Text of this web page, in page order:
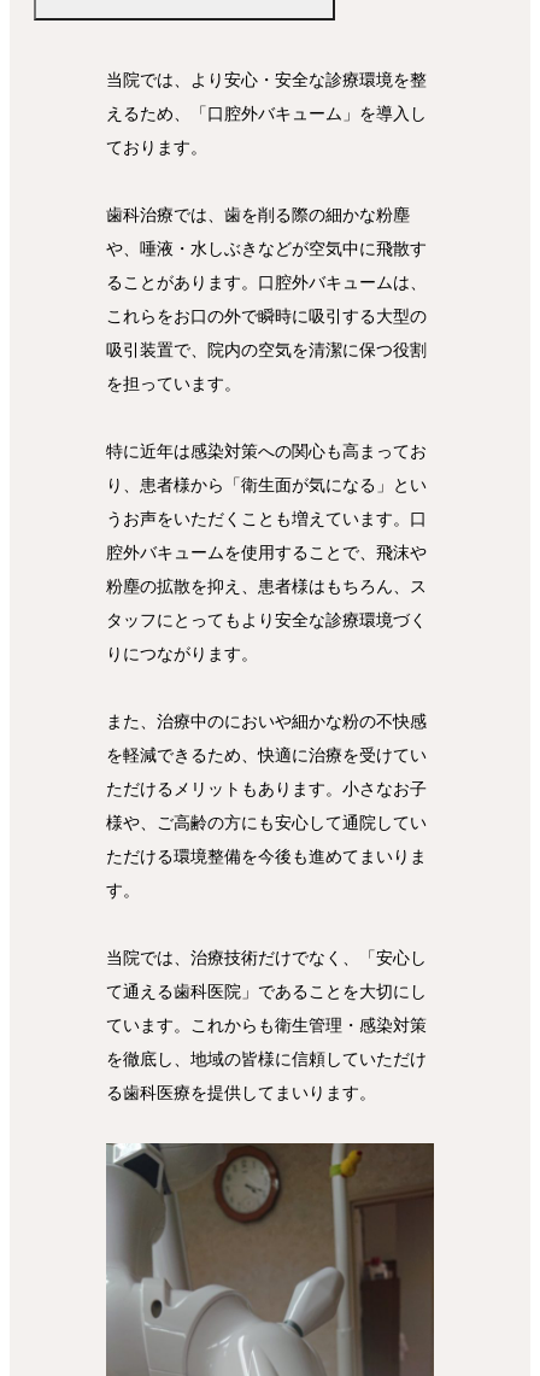
当院では、より安心・安全な診療環境を整
えるため、「口腔外バキューム」を導入し
ております。
歯科治療では、歯を削る際の細かな粉塵
や、唾液・水しぶきなどが空気中に飛散す
ることがあります。口腔外バキュームは、
これらをお口の外で瞬時に吸引する大型の
吸引装置で、院内の空気を清潔に保つ役割
を担っています。
特に近年は感染対策への関心も高まってお
り、患者様から「衛生面が気になる」とい
うお声をいただくことも増えています。口
腔外バキュームを使用することで、飛沫や
粉塵の拡散を抑え、患者様はもちろん、ス
タッフにとってもより安全な診療環境づく
りにつながります。
また、治療中のにおいや細かな粉の不快感
を軽減できるため、快適に治療を受けてい
ただけるメリットもあります。小さなお子
様や、ご高齢の方にも安心して通院してい
ただける環境整備を今後も進めてまいりま
す。
当院では、治療技術だけでなく、「安心し
て通える歯科医院」であることを大切にし
ています。これからも衛生管理・感染対策
を徹底し、地域の皆様に信頼していただけ
る歯科医療を提供してまいります。